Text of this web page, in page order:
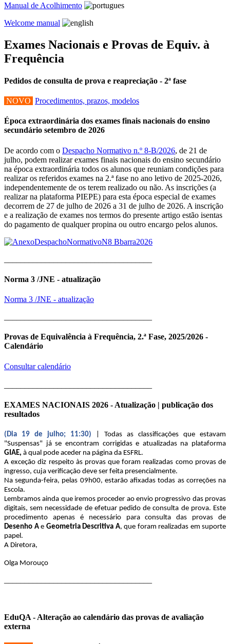
Manual de Acolhimento
Welcome manual
Exames Nacionais e Provas de Equiv. à
Frequência
Pedidos de consulta de prova e reapreciação - 2ª fase
NOVO Procedimentos, prazos, modelos
Época extraordinária dos exames finais nacionais do ensino
secundário setembro de 2026
De acordo com o Despacho Normativo n.º 8-B/2026, de 21 de
julho, podem realizar exames finais nacionais do ensino secundário
na época extraordinária todos os alunos que reuniam condições para
realizar os referidos exames na 2.ª fase no ano letivo de 2025-2026,
independentemente de os terem realizado ou não. As inscrições (a
realizar na plataforma PIEPE) para esta época especial de exames
decorrem de 27 de julho de 2026 a 31 de julho de 2026. A inscrição
e a realização de exames nos termos do presente artigo estão isentas
do pagamento de qualquer propina ou outro encargo pelos alunos.
Norma 3 /JNE - atualização
Norma 3 /JNE - atualização
Provas de Equivalência à Frequência, 2.ª Fase, 2025/2026 -
Calendário
Consultar calendário
EXAMES NACIONAIS 2026 - Atualização | publicação dos
resultados
(Dia 19 de julho; 11:30)
| Todas as classificações que estavam
"Suspensas" já se encontram corrigidas e atualizadas na plataforma
GIAE, à qual pode aceder na página da ESFRL.
A exceção diz respeito às provas que foram realizadas como provas de
ingresso, cuja verificação deve ser feita presencialmente.
Na segunda-feira, pelas 09h00, estarão afixadas todas as correções na
Escola.
Lembramos ainda que iremos proceder ao envio progressivo das provas
digitais, sem necessidade de efetuar pedido de consulta de prova. Este
procedimento apenas é necessário para consulta das provas de
Desenho Ae Geometria Descritiva A, que foram realizadas em suporte
papel.
A Diretora,
Olga Morouço
EduQA - Alteração ao calendário das provas de avaliação
externa